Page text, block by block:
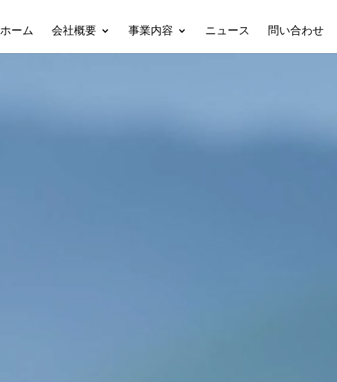
ホーム 会社概要 事業内容 ニュース 問い合わせ